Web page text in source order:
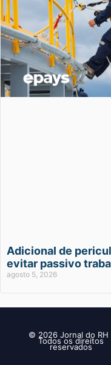
Adicional de
evitar passivo
agosto 5, 2026
© 2026 Jornal do RH |
Todos os direitos
reservados